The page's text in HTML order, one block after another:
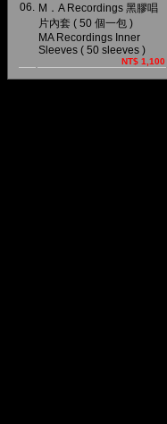
06. M．A Recordings 黑膠唱
片內套 ( 50 個一包 )
MA Recordings Inner
Sleeves ( 50 sleeves )
NT$ 1,100